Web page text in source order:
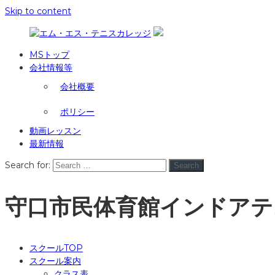
Skip to content
MSトップ
会社情報等
会社概要
ポリシー
動画レッスン
最新情報
Search for:
Search
守口市民体育館インドア
スクールTOP
スクール案内